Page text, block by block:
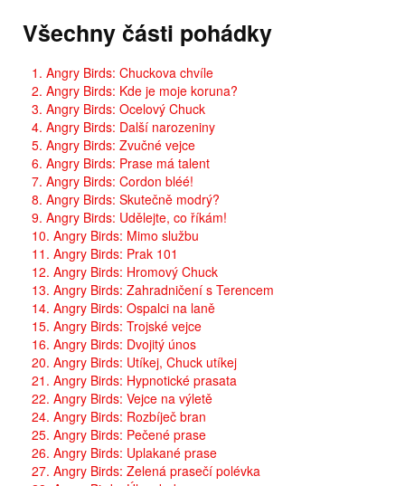
Všechny části pohádky
1. Angry Birds: Chuckova chvíle
2. Angry Birds: Kde je moje koruna?
3. Angry Birds: Ocelový Chuck
4. Angry Birds: Další narozeniny
5. Angry Birds: Zvučné vejce
6. Angry Birds: Prase má talent
7. Angry Birds: Cordon bléé!
8. Angry Birds: Skutečně modrý?
9. Angry Birds: Udělejte, co říkám!
10. Angry Birds: Mimo službu
11. Angry Birds: Prak 101
12. Angry Birds: Hromový Chuck
13. Angry Birds: Zahradničení s Terencem
14. Angry Birds: Ospalci na laně
15. Angry Birds: Trojské vejce
16. Angry Birds: Dvojitý únos
20. Angry Birds: Utíkej, Chuck utíkej
21. Angry Birds: Hypnotické prasata
22. Angry Birds: Vejce na výletě
24. Angry Birds: Rozbíječ bran
25. Angry Birds: Pečené prase
26. Angry Birds: Uplakané prase
27. Angry Birds: Zelená prasečí polévka